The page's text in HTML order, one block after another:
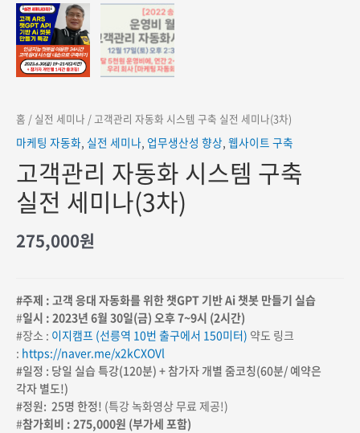
홈 / 실전 세미나 / 고객관리 자동화 시스템 구축 실전 세미나(3차)
마케팅 자동화 실전 세미나 업무생산성 향상 웹사이트 구축
고객관리 자동화 시스템 구축
실전 세미나(3차)
275,000원
#주제 : 고객 응대 자동화를 위한 챗GPT 기반 Ai 챗봇 만들기 실습
#일시 : 2023년 6월 30일(금) 오후 7~9시 (2시간)
#장소 : 이지캠프 (선릉역 10번 출구에서 150미터) 약도 링크
: https://naver.me/x2kCXOVl
#일정 : 당일 실습 특강(120분) + 참가자 개별 줌코칭(60분/ 예약은
각자 별도!)
#정원: 25명 한정! (특강 녹화영상 무료 제공!)
#참가회비 : 275,000원 (부가세 포함)